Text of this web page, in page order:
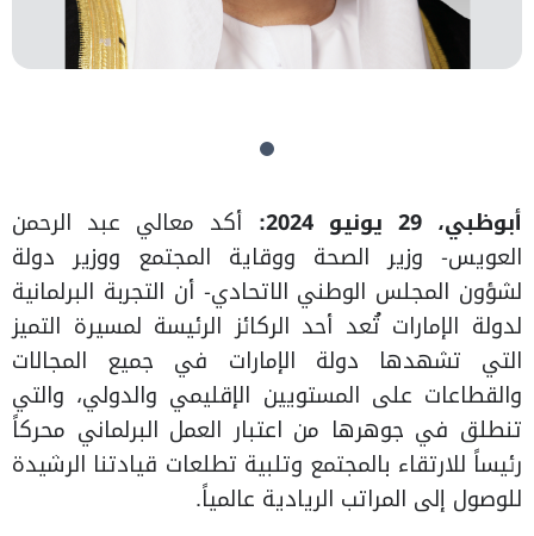
أبوظبي، 29 يونيو 2024:
أكد معالي عبد الرحمن
العويس- وزير الصحة ووقاية المجتمع ووزير دولة
لشؤون المجلس الوطني الاتحادي- أن التجربة البرلمانية
لدولة الإمارات تُعد أحد الركائز الرئيسة لمسيرة التميز
التي تشهدها دولة الإمارات في جميع المجالات
والقطاعات على المستويين الإقليمي والدولي، والتي
تنطلق في جوهرها من اعتبار العمل البرلماني محركاً
رئيساً للارتقاء بالمجتمع وتلبية تطلعات قيادتنا الرشيدة
للوصول إلى المراتب الريادية عالمياً.